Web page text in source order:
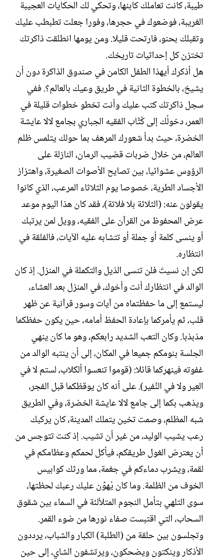
طيبة، كانت تعاملك كابنها، وتحكي لك الحكايات العجيبة
الغريبة، فوضعوك في حجرها، وفورا جعلت تطبطب عليك
وتقبلك بحنو، فارتحت قليلا. ومن يومها انطلقت ذاكرتك
تختزن كل إحداثيات تاريخك.
هل أذكرك أيهذا الطفل الكامن في صندوق الذاكرة دون أن
يشيخ، بالخطوة الثانية في طريق وعيك بالعالم؟. ففي
سجل ذاكرتك كتب عليك وأنت تخطو خطوات قليلة في
العمر، دخولُك إلى كُتَّاب الفقيه الجباري بجامع لالا عايشة
الخضرة، حيث بدأ شعورك المرهف بما حولك يتلمس ظلم
العالم، من خلال ضربات قضيب الرمان، النازلة على
الرؤوس عشوائيا، بين تصايح الأصوات الصغيرة، واهتزاز
الأجساد الطرية، خصوصا يوم الثلاثاء المرعب، الذي كانوا
يقولون عنه: (الثلاثة بلا فلاتة)، فقد كان هذا اليوم موعد
عرض المحفوظ من القرآن على الفقيه، وويل لمن يرتبك
أو ينسى كلمة أو جملة أو تتشابه عليه الآيات، فالفلقة في
انتظاره.
لكن إن نسيتَ فلن تنسى الذيل والتكملة في المنزل. إذ كان
الوالد في انتظارك أنت وأخوك، في المنزل بعد العشاء،
ليستمع إلى ما حفظتماه من آيات وسور قرآنية عن ظهر
قلب، ثم يأمركما بإعادة الحفظ أمامه، حين يكون حفظكما
مذبذبا. وكان التعب الشديد رابعكم، وهو ما كان ينهي
الجلسة بنومكم جميعا في المكان، إلى أن ينتبه الوالد من
غفوته فينهركما قائلا: (قوموا تنعسوا ألكلاب، لستم لا في
العِير ولا في النَّفير). على أنه كان يوقظكما قبل الفجر،
ويذهب بكما إلى جامع لالا عايشة الخضرة، وفي الطريق
شبه المظلم، وصمت تخين يتملك المدينة، كان يركبك
رعب يشيب الوليد، من غير أن تشيب. إذ كنت تتوجس من
أن يعترض الغول طريقكم، فيأكل لحمكم وعظامكم في
لقمة، ويشرب دماءكم في جغمة، مما ورثك كوابيس
الخوف من الظلمة. وما كان يُهوِّن عليك رعبك لحظتها،
سوى التلهي بتأمل النجوم المتلألئة في السماء بين شقوق
السحاب، التي اقتبست صفاء نورها من ضوء القمر.
وتجلسون بين حلقة من (الطلبة) الكبار والشباب، يرددون
الأذكار وينكتون ويضحكون، ويرتشفون الشاي، إلى حين